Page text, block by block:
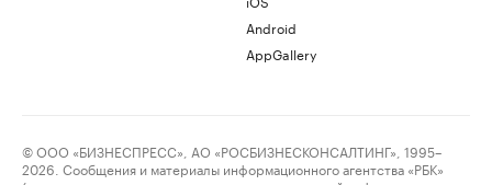
Android
AppGallery
© ООО «БИЗНЕСПРЕСС», АО «РОСБИЗНЕСКОНСАЛТИНГ», 1995–
2026. Сообщения и материалы информационного агентства «РБК»